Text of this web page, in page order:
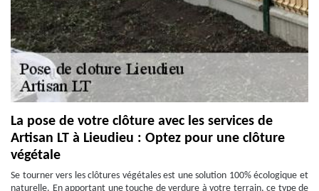
La pose de votre clôture avec les services de
Artisan LT à Lieudieu : Optez pour une clôture
végétale
Se tourner vers les clôtures végétales est une solution 100% écologique et
naturelle. En apportant une touche de verdure à votre terrain, ce type de